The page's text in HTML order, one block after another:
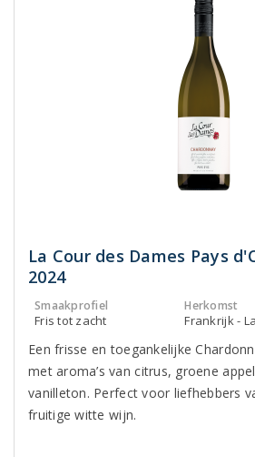
La Cour des Dames Pays
2024
Smaakprofiel
Fris tot zacht
Herkomst
Frankrijk -
Een frisse en toegankelijke
met aroma’s van citrus, groene
vanilleton. Perfect voor liefhebbers
fruitige witte wijn.